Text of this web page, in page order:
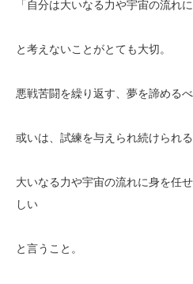
「自分は大いなる力や宇宙の流れ
と考えないことがとても大切。
悪戦苦闘を繰り返す、夢を諦める
或いは、試練を与えられ続けられ
大いなる力や宇宙の流れに身を任
しい
と言うこと。